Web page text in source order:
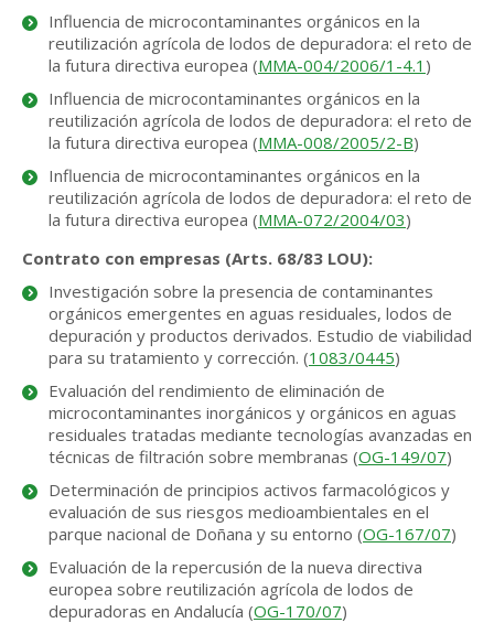
Influencia de microcontaminantes orgánicos en la
reutilización agrícola de lodos de depuradora: el reto de
la futura directiva europea (MMA-004/2006/1-4.1 )
Influencia de microcontaminantes orgánicos en la
reutilización agrícola de lodos de depuradora: el reto de
la futura directiva europea (MMA-008/2005/2-B)
Influencia de microcontaminantes orgánicos en la
reutilización agrícola de lodos de depuradora: el reto de
la futura directiva europea (MMA-072/2004/03)
Contrato con empresas (Arts. 68/83 LOU):
Investigación sobre la presencia de contaminantes
orgánicos emergentes en aguas residuales, lodos de
depuración y productos derivados. Estudio de viabilidad
para su tratamiento y corrección. (1083/0445)
Evaluación del rendimiento de eliminación de
microcontaminantes inorgánicos y orgánicos en aguas
residuales tratadas mediante tecnologías avanzadas en
técnicas de filtración sobre membranas (OG-149/07)
Determinación de principios activos farmacológicos y
evaluación de sus riesgos medioambientales en el
parque nacional de Doñana y su entorno (OG-167/07)
Evaluación de la repercusión de la nueva directiva
europea sobre reutilización agrícola de lodos de
depuradoras en Andalucía (OG-170/07)